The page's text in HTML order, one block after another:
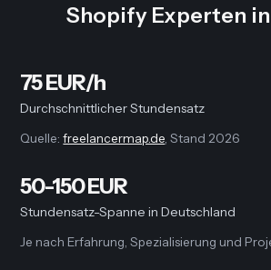
Shopify Experten
75 EUR/h
Durchschnittlicher Stundensatz
Quelle:freelancermap.de , Stand 2026
50-150 EUR
Stundensatz-Spanne in Deutschland
Je nach Erfahrung, Spezialisierung und